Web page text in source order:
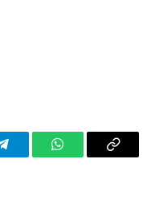
TelegramWhatsAppCopy